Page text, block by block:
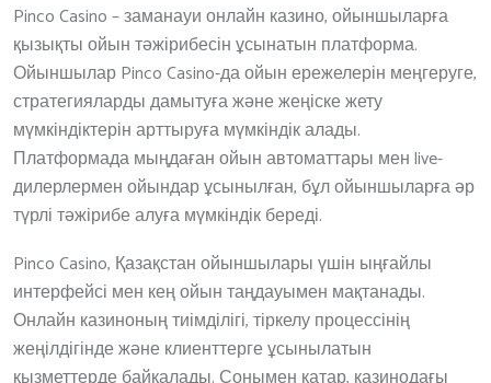
Pinco Casino – заманауи онлайн казино, ойыншыларға
қызықты ойын тәжірибесін ұсынатын платформа.
Ойыншылар Pinco Casino-да ойын ережелерін меңгеруге,
стратегияларды дамытуға және жеңіске жету
мүмкіндіктерін арттыруға мүмкіндік алады.
Платформада мыңдаған ойын автоматтары мен live-
дилерлермен ойындар ұсынылған, бұл ойыншыларға әр
түрлі тәжірибе алуға мүмкіндік береді.
Pinco Casino, Қазақстан ойыншылары үшін ыңғайлы
интерфейсі мен кең ойын таңдауымен мақтанады.
Онлайн казиноның тиімділігі, тіркелу процессінің
жеңілдігінде және клиенттерге ұсынылатын